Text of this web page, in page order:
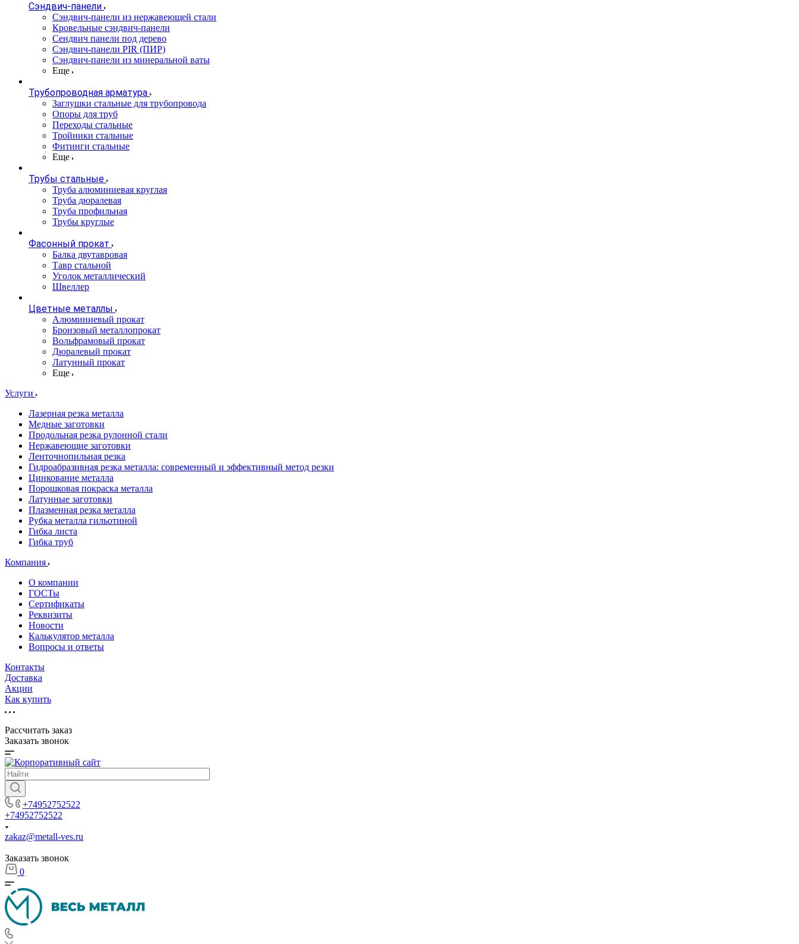
Сэндвич-панели
Cэндвич-панели из нержавеющей стали
Кровельные сэндвич-панели
Сендвич панели под дерево
Сэндвич-панели PIR (ПИР)
Сэндвич-панели из минеральной ваты
Еще
Трубопроводная арматура
Заглушки стальные для трубопровода
Опоры для труб
Переходы стальные
Тройники стальные
Фитинги стальные
Еще
Трубы стальные
Труба алюминиевая круглая
Труба дюралевая
Труба профильная
Трубы круглые
Фасонный прокат
Балка двутавровая
Тавр стальной
Уголок металлический
Швеллер
Цветные металлы
Алюминиевый прокат
Бронзовый металлопрокат
Вольфрамовый прокат
Дюралевый прокат
Латунный прокат
Еще
Услуги
Лазерная резка металла
Медные заготовки
Продольная резка рулонной стали
Нержавеющие заготовки
Ленточнопильная резка
Гидроабразивная резка металла: современный и эффективный метод резки
Цинкование металла
Порошковая покраска металла
Латунные заготовки
Плазменная резка металла
Рубка металла гильотиной
Гибка листа
Гибка труб
Компания
О компании
ГОСТы
Сертификаты
Реквизиты
Новости
Калькулятор металла
Вопросы и ответы
Контакты
Доставка
Акции
Как купить
Рассчитать заказ
Заказать звонок
+74952752522
+74952752522
zakaz@metall-ves.ru
Заказать звонок
0